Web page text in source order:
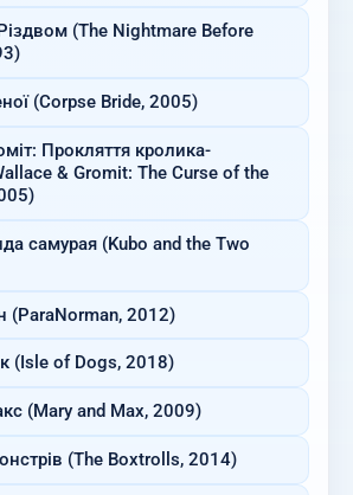
(The Nightmare Before
(Corpse Bride, 2005)
Прокляття кролика-
& Gromit: The Curse of the
самурая (Kubo and the Two
(ParaNorman, 2012)
(Isle of Dogs, 2018)
(Mary and Max, 2009)
(The Boxtrolls, 2014)